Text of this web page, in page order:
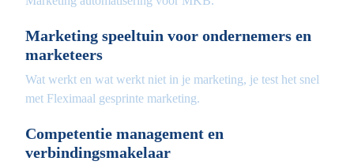
Marketing speeltuin voor ondernemers en
marketeers
Wat werkt en wat werkt niet in je marketing, je test het snel
met Fleximaal gesprinte marketing.
Competentie management en
verbindingsmakelaar